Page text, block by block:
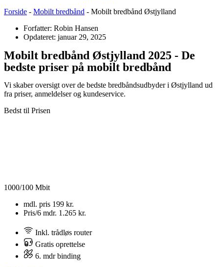
Forside - Mobilt bredbånd - Mobilt bredbånd Østjylland
Forfatter: Robin Hansen
Opdateret: januar 29, 2025
Mobilt bredbånd Østjylland 2025 - De
bedste priser på mobilt bredbånd
Vi skaber oversigt over de bedste bredbåndsudbyder i Østjylland ud
fra priser, anmeldelser og kundeservice.
Bedst til Prisen
1000/100 Mbit
mdl. pris 199 kr.
Pris/6 mdr. 1.265 kr.
Inkl. trådløs router
Gratis oprettelse
6. mdr binding